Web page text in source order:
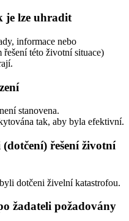
je lze uhradit
informace nebo
této životní situace)
stanovena.
tak, aby byla efektivní.
řešení životní
dotčeni živelní katastrofou.
žadateli požadovány